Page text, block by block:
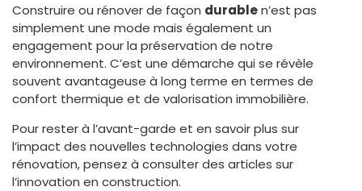
Construire ou rénover de façon durablen’est pas
simplement une mode mais également un
engagement pour la préservation de notre
environnement. C’est une démarche qui se révèle
souvent avantageuse à long terme en termes de
confort thermique et de valorisation immobilière.
Pour rester à l’avant-garde et en savoir plus sur
l’impact des nouvelles technologies dans votre
rénovation, pensez à consulter des articles sur
l’innovation en construction.